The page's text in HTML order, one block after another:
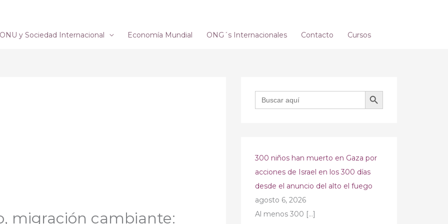
ONU y Sociedad Internacional Economía Mundial ONG´s Internacionales Contacto Cursos
migración cambiante:
Buscar: BOTÓN DE BÚSQUEDA
300 niños han muerto en Gaza por
acciones de Israel en los 300 días
desde el anuncio del alto el fuego
agosto 6, 2026
Al menos 300 […]